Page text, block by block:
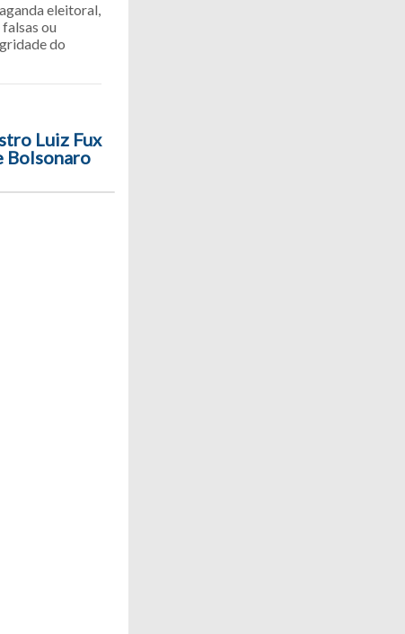
eleitoral,
ou
do
Luiz Fux
Bolsonaro